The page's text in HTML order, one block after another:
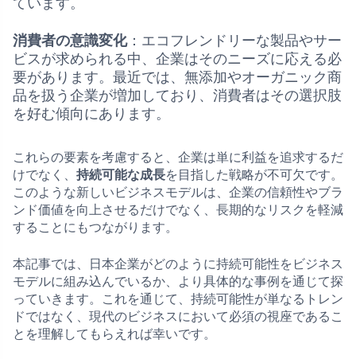
ています。
消費者の意識変化：エコフレンドリーな製品やサー
ビスが求められる中、企業はそのニーズに応える必
要があります。最近では、無添加やオーガニック商
品を扱う企業が増加しており、消費者はその選択肢
を好む傾向にあります。
これらの要素を考慮すると、企業は単に利益を追求するだ
けでなく、 持続可能な成長を目指した戦略が不可欠です。
このような新しいビジネスモデルは、企業の信頼性やブラ
ンド価値を向上させるだけでなく、長期的なリスクを軽減
することにもつながります。
本記事では、日本企業がどのように持続可能性をビジネス
モデルに組み込んでいるか、より具体的な事例を通じて探
っていきます。これを通じて、持続可能性が単なるトレン
ドではなく、現代のビジネスにおいて必須の視座であるこ
とを理解してもらえれば幸いです。